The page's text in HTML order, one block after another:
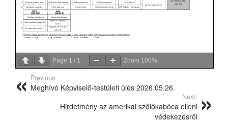
Page 1 / 1 Zoom 100%
Previous:
Meghívó Képviselő-testületi ülés 2026.05.26.
Next:
Hirdetmény az amerikai szőlőkabóca elleni
védekezésről